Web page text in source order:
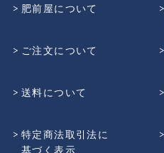
肥前屋について
ご注文について
送料について
特定商法取引法に
基づく表示